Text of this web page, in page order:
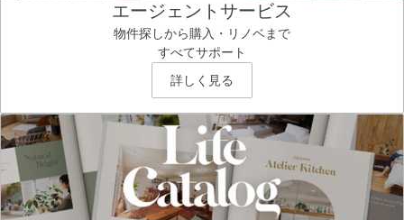
エージェントサービス
物件探しから購入・リノベまで
すべてサポート
詳しく見る